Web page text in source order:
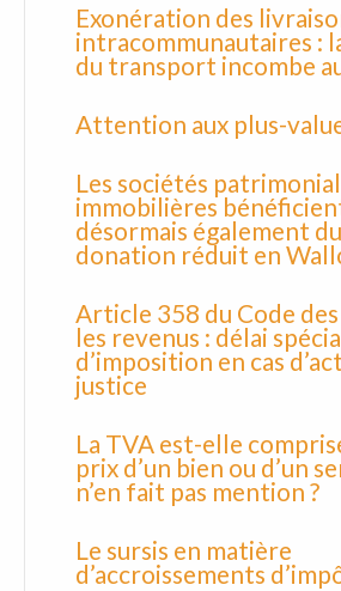
Exonération des
intracommunautaires :
du transport incombe
Attention aux plus-
Les sociétés
immobilières
désormais également
donation réduit en
Article 358 du Code
les revenus : délai
d’imposition en cas
justice
La TVA est-elle
prix d’un bien ou d’un
n’en fait pas mention ?
Le sursis en matière
d’accroissements